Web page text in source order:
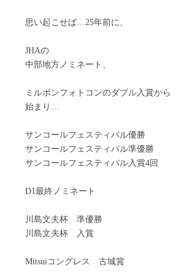
思い起こせば…25年前に、
JHAの
中部地方ノミネート、
ミルボンフォトコンのダブル入賞から
始まり…
サンコールフェスティバル優勝
サンコールフェスティバル準優勝
サンコールフェスティバル入賞4回
D1最終ノミネート
川島文夫杯 準優勝
川島文夫杯 入賞
Mitsuiコングレス 古城賞